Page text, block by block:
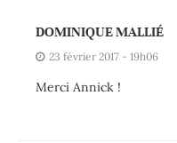
DOMINIQUE MALLIÉ
23 février 2017 - 19h06
Merci Annick !